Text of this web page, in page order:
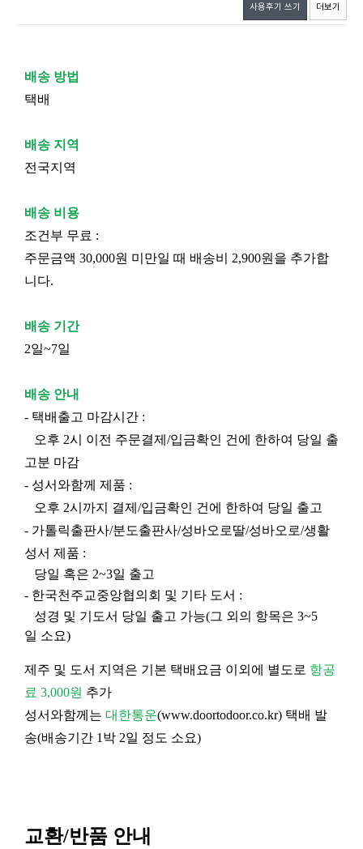
사용후기 쓰기 더보기
배송 방법
택배
배송 지역
전국지역
배송 비용
조건부 무료 :
주문금액 30,000원 미만일 때 배송비 2,900원을 추가합
니다.
배송 기간
2일~7일
배송 안내
- 택배출고 마감시간 :
오후 2시 이전 주문결제/입금확인 건에 한하여 당일 출
고분 마감
- 성서와함께 제품 :
오후 2시까지 결제/입금확인 건에 한하여 당일 출고
- 가톨릭출판사/분도출판사/성바오로딸/성바오로/생활
성서 제품 :
당일 혹은 2~3일 출고
- 한국천주교중앙협의회 및 기타 도서 :
성경 및 기도서 당일 출고 가능(그 외의 항목은 3~5
일 소요)
제주 및 도서 지역은 기본 택배요금 이외에 별도로 항공
료 3,000원 추가
성서와함께는 대한통운(www.doortodoor.co.kr) 택배 발
송(배송기간 1박 2일 정도 소요)
교환/반품 안내